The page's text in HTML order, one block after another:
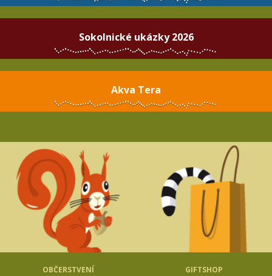
Sokolnické ukázky 2026
Akva Tera
OBČERSTVENÍ GIFTSHOP